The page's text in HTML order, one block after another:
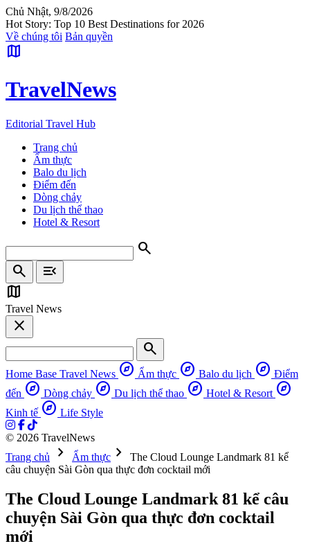
Chủ Nhật, 9/8/2026
Hot Story: Top 10 Best Destinations for 2026
Về chúng tôi Bản quyền
map
TravelNews
Editorial Travel Hub
Trang chủ
Ẩm thực
Balo du lịch
Điểm đến
Dòng chảy
Du lịch thể thao
Hotel & Resort
search
search
menu_open
map
Travel News
close
search
Home Base Travel News explore Ẩm thực explore Balo du lịch explore Điểm
đến explore Dòng chảy explore Du lịch thể thao explore Hotel & Resort explore
Kinh tế explore Life Style
© 2026 TravelNews
Trang chủ
chevron_right Ẩm thực chevron_right
The Cloud Lounge Landmark 81 kể
câu chuyện Sài Gòn qua thực đơn cocktail mới
The Cloud Lounge Landmark 81 kể câu
chuyện Sài Gòn qua thực đơn cocktail
mới